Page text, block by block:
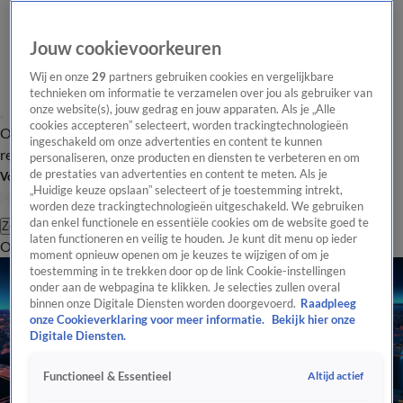
Overzicht Laatste nieuws Regionieuws Het beste van Hart
Tip de
redactie
Volg Hart van Nederland
Zoeken
OverzichtRegioUitzendingenWeerTip de redactiePanelVideo's
Jouw cookievoorkeuren
Wij en onze29 partners gebruiken cookies en vergelijkbare
technieken om informatie te verzamelen over jou als gebruiker van
onze website(s), jouw gedrag en jouw apparaten. Als je „Alle
cookies accepteren” selecteert, worden trackingtechnologieën
ingeschakeld om onze advertenties en content te kunnen
personaliseren, onze producten en diensten te verbeteren en om
de prestaties van advertenties en content te meten. Als je
„Huidige keuze opslaan” selecteert of je toestemming intrekt,
worden deze trackingtechnologieën uitgeschakeld. We gebruiken
dan enkel functionele en essentiële cookies om de website goed te
laten functioneren en veilig te houden. Je kunt dit menu op ieder
moment opnieuw openen om je keuzes te wijzigen of om je
toestemming in te trekken door op de link Cookie-instellingen
onder aan de webpagina te klikken. Je selecties zullen overal
binnen onze Digitale Diensten worden doorgevoerd. Raadpleeg
onze Cookieverklaring voor meer informatie.
Bekijk hier onze
Digitale Diensten.
Functioneel & Essentieel Altijd actief